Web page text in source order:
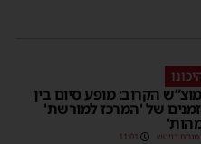
הקרוב: מופע סיום בין
של 'המרכז למורשת'
מנחם דויטש 11:01